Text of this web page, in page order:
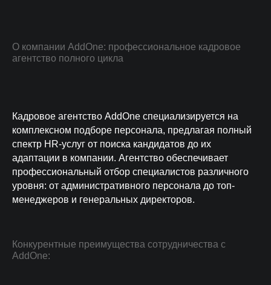
О компании AddOne: профессиональное кадровое
агентство полного цикла
Кадровое агентство AddOne специализируется на
комплексном подборе персонала, предлагая полный
спектр HR-услуг от поиска кандидатов до их
адаптации в компании. Агентство обеспечивает
профессиональный отбор специалистов различного
уровня: от административного персонала до топ-
менеджеров и генеральных директоров.
Конкурентные преимущества сотрудничества с
AddOne:
ПОЛУЧИТЬ КАНДИДАТОВ
Согласен на получение информации
рекламного характера
Даю согласие на обработку персональных данных